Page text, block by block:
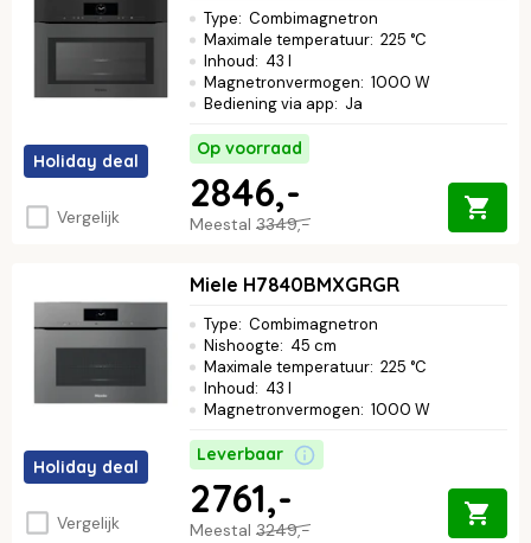
Holiday deal
Vergelijk
Type: Combimagnetron
Maximale temperatuur: 225 °C
Inhoud: 43 l
Magnetronvermogen: 1000 W
Bediening via app: Ja
Op voorraad
Meestal 3349,-
2846,-
Holiday deal
Vergelijk
Miele H7840BMXGRGR
Type: Combimagnetron
Nishoogte: 45 cm
Maximale temperatuur: 225 °C
Inhoud: 43 l
Magnetronvermogen: 1000 W
Leverbaar
Meestal 3249,-
2761,-